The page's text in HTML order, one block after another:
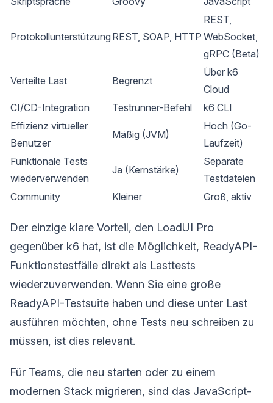
Protokollunterstützung REST, SOAP, HTTP
REST,
WebSocket,
gRPC (Beta)
Verteilte Last Begrenzt
Über k6
Cloud
CI/CD-Integration
Testrunner-Befehl
k6 CLI
Effizienz virtueller
Benutzer
Mäßig (JVM)
Hoch (Go-
Laufzeit)
Funktionale Tests
wiederverwenden
Ja (Kernstärke)
Separate
Testdateien
Community
Kleiner Groß, aktiv
Der einzige klare Vorteil, den LoadUI Pro
gegenüber k6 hat, ist die Möglichkeit, ReadyAPI-
Funktionstestfälle direkt als Lasttests
wiederzuverwenden. Wenn Sie eine große
ReadyAPI-Testsuite haben und diese unter Last
ausführen möchten, ohne Tests neu schreiben zu
müssen, ist dies relevant.
Für Teams, die neu starten oder zu einem
modernen Stack migrieren, sind das JavaScript-